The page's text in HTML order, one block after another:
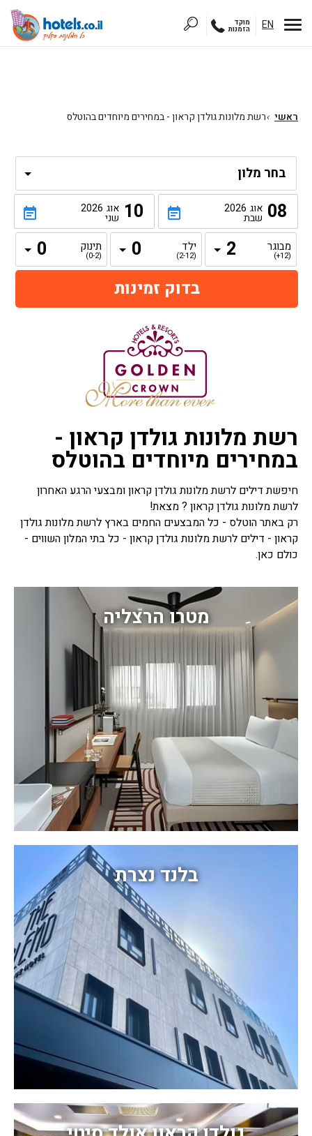
EN מוקד
הזמנות
ראשי ›רשת מלונות גולדן קראון - במחירים מיוחדים בהוטלס
event_note 08 אוג 2026
שבת event_note 10 אוג 2026
שני
מבוגר
(12+)
ילד
(2-12)
תינוק
(0-2)
רשת מלונות גולדן קראון -
במחירים מיוחדים בהוטלס
חיפשת דילים לרשת מלונות גולדן קראון ומבצעי הרגע האחרון
לרשת מלונות גולדן קראון ? מצאת!
רק באתר הוטלס - כל המבצעים החמים בארץ לרשת מלונות גולדן
קראון - דילים לרשת מלונות גולדן קראון - כל בתי המלון השווים -
כולם כאן.
מטרו הרצליה
בלנד נצרת